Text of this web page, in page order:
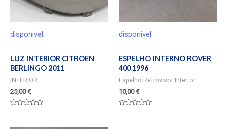
disponivel
LUZ INTERIOR CITROEN
BERLINGO 2011
INTERIOR
25,00€
disponivel
ESPELHO INTERNO ROVER
400 1996
Espelho Retrovisor Interior
10,00€